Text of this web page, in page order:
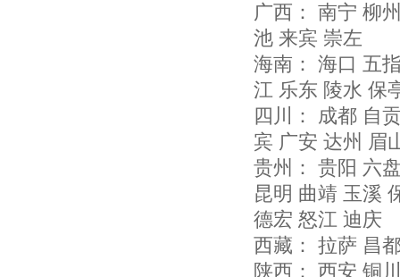
广西： 南宁 柳
池 来宾 崇左
海南： 海口 五
江 乐东 陵水 保
四川： 成都 自
宾 广安 达州 眉
贵州： 贵阳 六
昆明 曲靖 玉溪
德宏 怒江 迪庆
西藏： 拉萨 昌
陕西： 西安 铜